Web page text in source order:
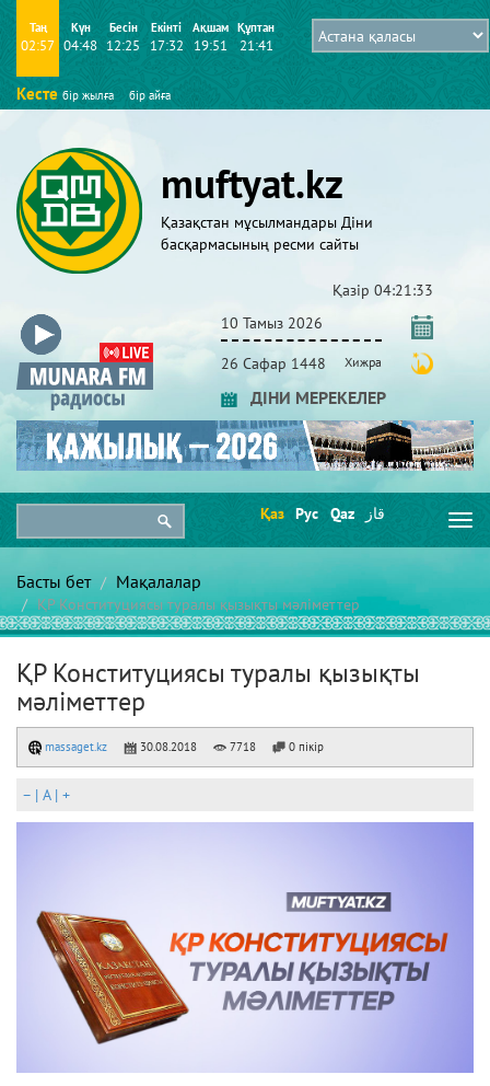
Таң
02:57
Күн
04:48
Бесін
12:25
Екінті
17:32
Ақшам
19:51
Құптан
21:41
Кесте бір жылға бір айға
muftyat.kz
Қазақстан мұсылмандары Діни
басқармасының ресми сайты
Қазір 04:21:34
10 Тамыз 2026
26 Сафар 1448 Хижра
ДІНИ МЕРЕКЕЛЕР
Қаз Рус Qaz قاز
Басты бет Мақалалар
ҚР Конституциясы туралы қызықты мәліметтер
ҚР Конституциясы туралы қызықты
мәліметтер
massaget.kz 30.08.2018 7718 0 пікір
– | A| +